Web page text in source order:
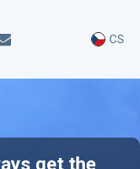
CS
get the